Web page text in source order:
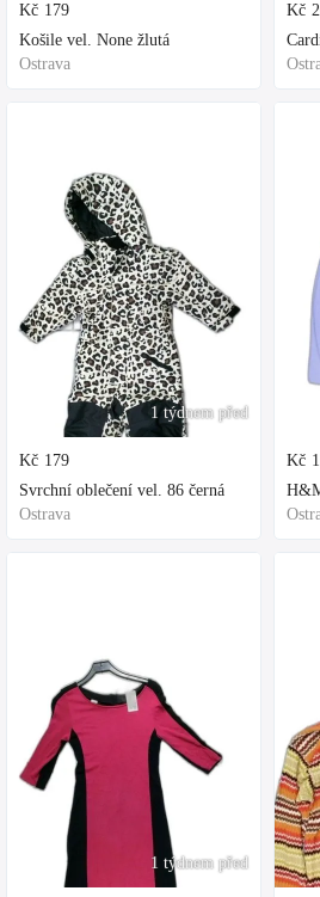
Kč 179
Košile vel. None žlutá
Ostrava
1 týdnem před
Kč 179
Svrchní oblečení vel. 86 černá
Ostrava
1 týdnem před
Kč
Kč